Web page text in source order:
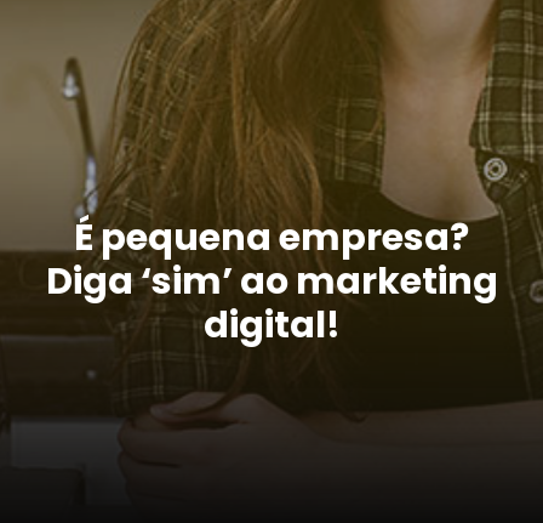
É pequena empresa?
Diga ‘sim’ ao marketing
digital!